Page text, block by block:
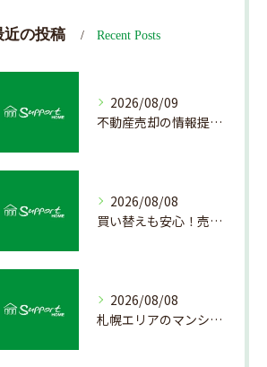
近の投稿 Recent Posts
2026/08/09
不動産売却の情報提供を通じて北海道札幌市で後悔しない売却を実現するためのポイント
2026/08/08
買い替えも安心！売却プロセスの簡略化方法
2026/08/08
札幌エリアのマンション売却で失敗しない査定の秘訣